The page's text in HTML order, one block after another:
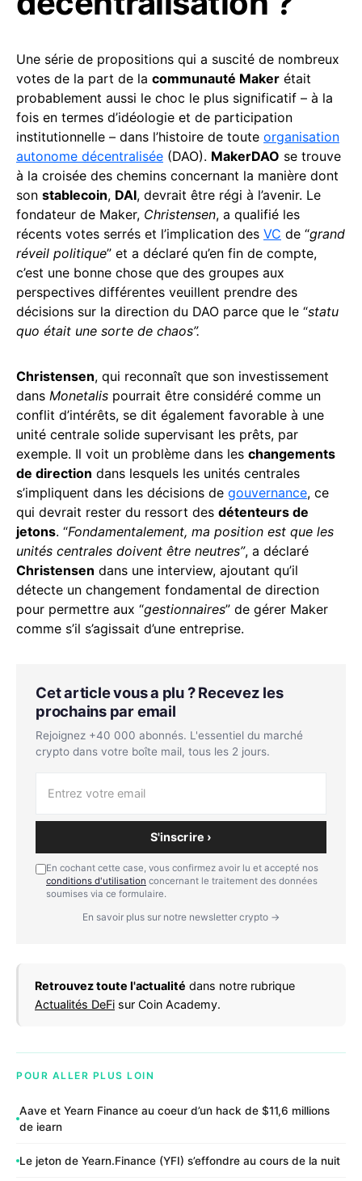
Une série de propositions qui a suscité de nombreux
votes de la part de la communauté Maker était
probablement aussi le choc le plus significatif – à la
fois en termes d’idéologie et de participation
institutionnelle – dans l’histoire de toute organisation
autonome décentralisée (DAO). MakerDAO se trouve
à la croisée des chemins concernant la manière dont
son stablecoin, DAI, devrait être régi à l’avenir. Le
fondateur de Maker, Christensen, a qualifié les
récents votes serrés et l’implication des VC de “grand
réveil politique” et a déclaré qu’en fin de compte,
c’est une bonne chose que des groupes aux
perspectives différentes veuillent prendre des
décisions sur la direction du DAO parce que le “statu
quo était une sorte de chaos”.
Christensen, qui reconnaît que son investissement
dans Monetalis pourrait être considéré comme un
conflit d’intérêts, se dit également favorable à une
unité centrale solide supervisant les prêts, par
exemple. Il voit un problème dans les changements
de direction dans lesquels les unités centrales
s’impliquent dans les décisions de gouvernance, ce
qui devrait rester du ressort des détenteurs de
jetons. “Fondamentalement, ma position est que les
unités centrales doivent être neutres”, a déclaré
Christensen dans une interview, ajoutant qu’il
détecte un changement fondamental de direction
pour permettre aux “gestionnaires” de gérer Maker
comme s’il s’agissait d’une entreprise.
Cet article vous a plu ? Recevez les
prochains par email
Rejoignez +40 000 abonnés. L'essentiel du marché
crypto dans votre boîte mail, tous les 2 jours.
S'inscrire ›
En cochant cette case, vous confirmez avoir lu et accepté nos
conditions d'utilisation concernant le traitement des données
soumises via ce formulaire.
En savoir plus sur notre newsletter crypto →
Retrouvez toute l'actualité dans notre rubrique
Actualités DeFi sur Coin Academy.
POUR ALLER PLUS LOIN
Aave et Yearn Finance au coeur d’un hack de $11,6 millions
de iearn
Le jeton de Yearn.Finance (YFI) s’effondre au cours de la nuit